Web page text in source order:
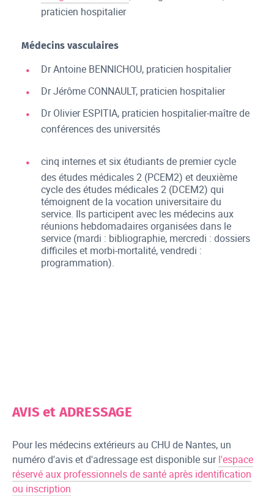
praticien hospitalier
Médecins vasculaires
Dr Antoine BENNICHOU, praticien hospitalier
Dr Jérôme CONNAULT, praticien hospitalier
Dr Olivier ESPITIA, praticien hospitalier-maître de
conférences des universités
cinq internes et six étudiants de premier cycle
des études médicales 2 (PCEM2) et deuxième
cycle des études médicales 2 (DCEM2) qui
témoignent de la vocation universitaire du
service. Ils participent avec les médecins aux
réunions hebdomadaires organisées dans le
service (mardi : bibliographie, mercredi : dossiers
difficiles et morbi-mortalité, vendredi :
programmation).
AVIS et ADRESSAGE
Pour les médecins extérieurs au CHU de Nantes, un
numéro d'avis et d'adressage est disponible surl'espace
réservé aux professionnels de santé après identification
ou inscription